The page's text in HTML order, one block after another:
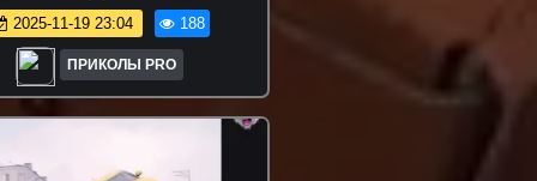
2025-11-19 23:04 188
ПРИКОЛЫ PRO